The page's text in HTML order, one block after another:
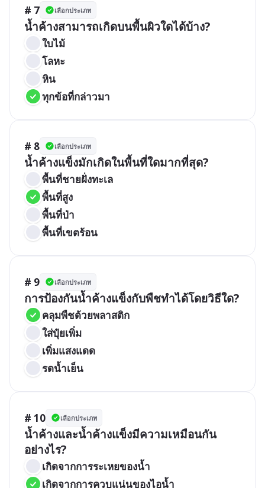
# 7 เลือกประเภท
น้ำค้างสามารถเกิดบนพื้นผิวใดได้บ้าง?
ใบไม้
โลหะ
หิน
ทุกข้อที่กล่าวมา
# 8 เลือกประเภท
น้ำค้างแข็งมักเกิดในพื้นที่ใดมากที่สุด?
พื้นที่ชายฝั่งทะเล
พื้นที่สูง
พื้นที่ป่า
พื้นที่เขตร้อน
# 9 เลือกประเภท
การป้องกันน้ำค้างแข็งกับพืชทำได้โดยวิธีใด?
คลุมพืชด้วยพลาสติก
ใส่ปุ๋ยเพิ่ม
เพิ่มแสงแดด
รดน้ำเย็น
# 10 เลือกประเภท
น้ำค้างและน้ำค้างแข็งมีความเหมือนกัน
อย่างไร?
เกิดจากการระเหยของน้ำ
เกิดจากการควบแน่นของไอน้ำ